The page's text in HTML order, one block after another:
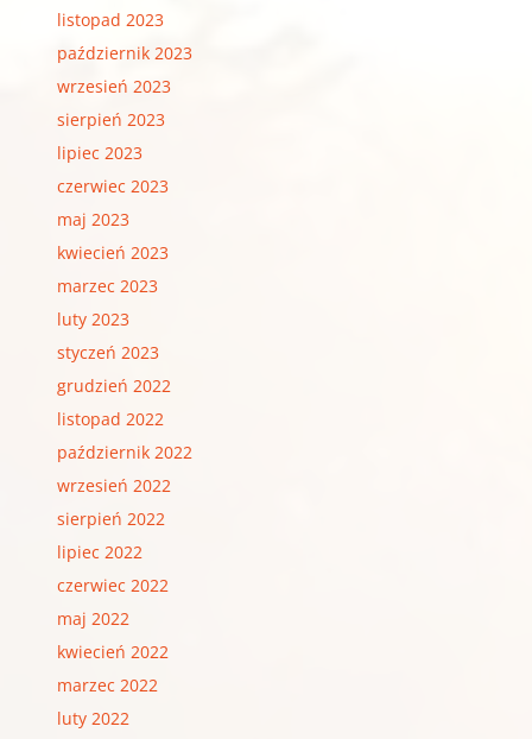
listopad 2023
październik 2023
wrzesień 2023
sierpień 2023
lipiec 2023
czerwiec 2023
maj 2023
kwiecień 2023
marzec 2023
luty 2023
styczeń 2023
grudzień 2022
listopad 2022
październik 2022
wrzesień 2022
sierpień 2022
lipiec 2022
czerwiec 2022
maj 2022
kwiecień 2022
marzec 2022
luty 2022